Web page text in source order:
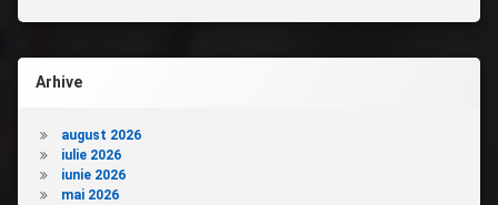
Arhive
august 2026
iulie 2026
iunie 2026
mai 2026